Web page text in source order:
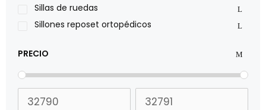
Xiehe Medical
Sillas de ruedas
Sillones reposet ortopédicos
PRECIO